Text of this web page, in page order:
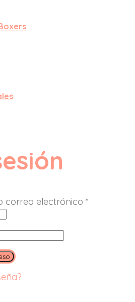
correo electrónico *